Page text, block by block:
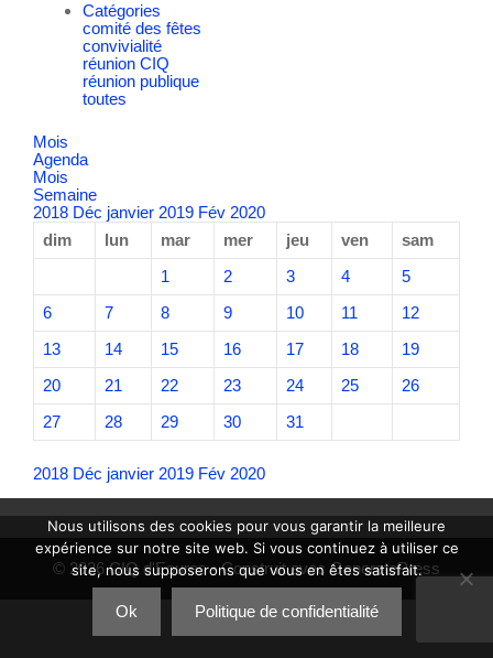
Catégories
comité des fêtes
convivialité
réunion CIQ
réunion publique
toutes
Mois
Agenda
Mois
Semaine
2018 Déc janvier 2019 Fév 2020
dim
lun mar mer jeu ven
sam
1
2 3 4
5
6
7 8 9 10 11
12
13
14 15 16 17 18
19
20
21 22 23 24 25
26
27
28 29 30 31
2018 Déc janvier 2019 Fév 2020
© 2026 CIQ d'Eoures• Construit avecGeneratePress
Nous utilisons des cookies pour vous garantir la meilleure
expérience sur notre site web. Si vous continuez à utiliser ce
site, nous supposerons que vous en êtes satisfait.
Ok Politique de confidentialité